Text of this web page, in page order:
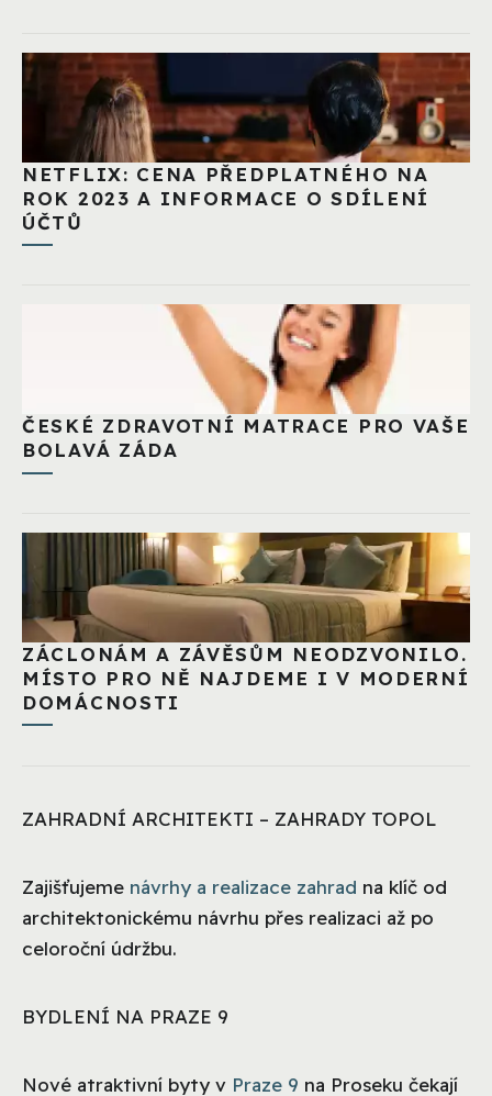
NETFLIX: CENA PŘEDPLATNÉHO NA
ROK 2023 A INFORMACE O SDÍLENÍ
ÚČTŮ
ČESKÉ ZDRAVOTNÍ MATRACE PRO VAŠE
BOLAVÁ ZÁDA
ZÁCLONÁM A ZÁVĚSŮM NEODZVONILO.
MÍSTO PRO NĚ NAJDEME I V MODERNÍ
DOMÁCNOSTI
ZAHRADNÍ ARCHITEKTI – ZAHRADY TOPOL
Zajišťujeme návrhy a realizace zahrad na klíč od
architektonickému návrhu přes realizaci až po
celoroční údržbu.
BYDLENÍ NA PRAZE 9
Nové atraktivní byty v Praze 9 na Proseku čekají